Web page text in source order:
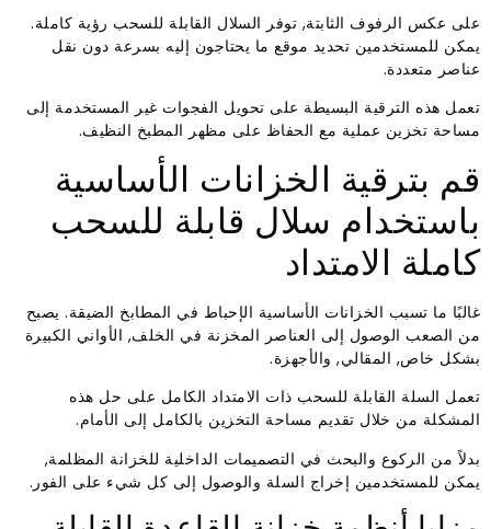
على عكس الرفوف الثابتة, توفر السلال القابلة للسحب رؤية كاملة.
يمكن للمستخدمين تحديد موقع ما يحتاجون إليه بسرعة دون نقل
عناصر متعددة.
تعمل هذه الترقية البسيطة على تحويل الفجوات غير المستخدمة إلى
مساحة تخزين عملية مع الحفاظ على مظهر المطبخ النظيف.
قم بترقية الخزانات الأساسية
باستخدام سلال قابلة للسحب
كاملة الامتداد
غالبًا ما تسبب الخزانات الأساسية الإحباط في المطابخ الضيقة. يصبح
من الصعب الوصول إلى العناصر المخزنة في الخلف, الأواني الكبيرة
بشكل خاص, المقالي, والأجهزة.
تعمل السلة القابلة للسحب ذات الامتداد الكامل على حل هذه
المشكلة من خلال تقديم مساحة التخزين بالكامل إلى الأمام.
بدلاً من الركوع والبحث في التصميمات الداخلية للخزانة المظلمة,
يمكن للمستخدمين إخراج السلة والوصول إلى كل شيء على الفور.